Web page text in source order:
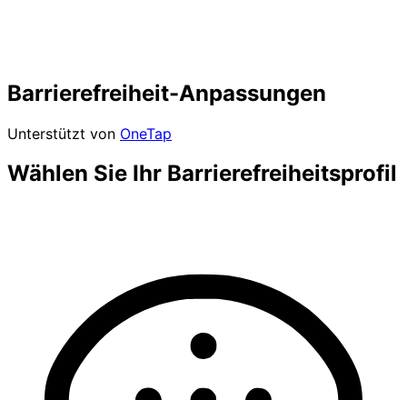
Barrierefreiheit-Anpassungen
Unterstützt von OneTap
Wählen Sie Ihr Barrierefreiheitsprofil